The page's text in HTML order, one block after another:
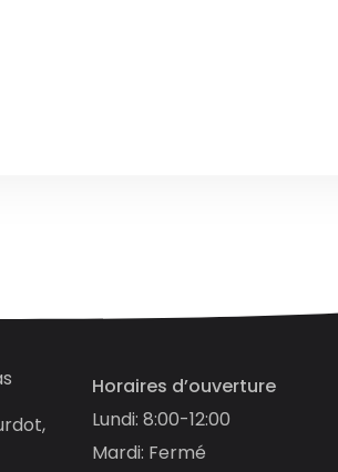
Horaires d’ouverture
Lundi: 8:00-12:00
Mardi: Fermé